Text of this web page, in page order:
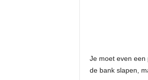
Je moet even een
de bank slapen,